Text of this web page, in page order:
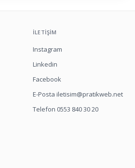
İLETIŞIM
Instagram
Linkedin
Facebook
E-Posta iletisim@pratikweb.net
Telefon 0553 840 30 20